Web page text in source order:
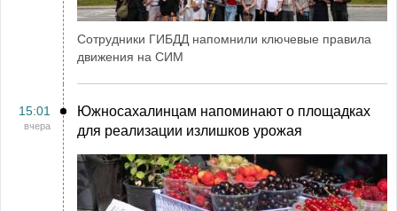
Сотрудники ГИБДД напомнили ключевые правила
движения на СИМ
15:01
вчера
Южносахалинцам напоминают о площадках
для реализации излишков урожая